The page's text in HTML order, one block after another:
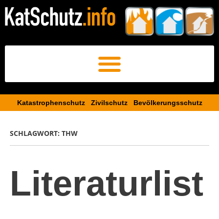
Katastrophenschutz Zivilschutz Bevölkerungsschutz​
SCHLAGWORT: THW
Literaturlist